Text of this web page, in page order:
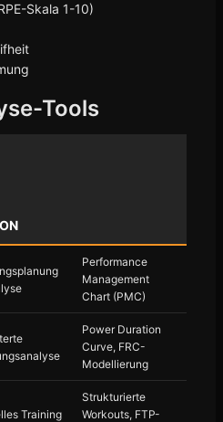
Skala 1-10)
Tools
Performance
Management
Chart (PMC)
Power Duration
Curve, FRC-
Modellierung
Training
Strukturierte
Workouts, FTP-